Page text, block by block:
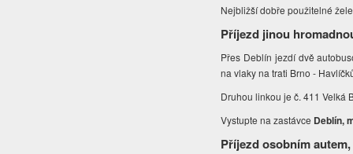
Nejbližší dobře použitelné
Příjezd jinou
Přes Deblín jezdí dvě
na vlaky na trati Brno -
Druhou linkou je č. 411 Velká
Vystupte na zastávce Deblín,
Příjezd osobním